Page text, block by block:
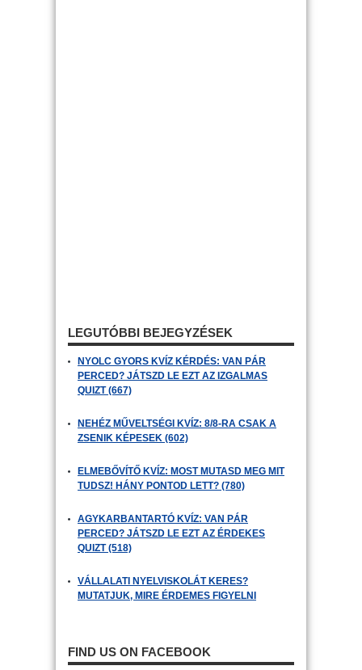
LEGUTÓBBI BEJEGYZÉSEK
NYOLC GYORS KVÍZ KÉRDÉS: VAN PÁR
PERCED? JÁTSZD LE EZT AZ IZGALMAS
QUIZT (667)
NEHÉZ MŰVELTSÉGI KVÍZ: 8/8-RA CSAK A
ZSENIK KÉPESEK (602)
ELMEBŐVÍTŐ KVÍZ: MOST MUTASD MEG MIT
TUDSZ! HÁNY PONTOD LETT? (780)
AGYKARBANTARTÓ KVÍZ: VAN PÁR
PERCED? JÁTSZD LE EZT AZ ÉRDEKES
QUIZT (518)
VÁLLALATI NYELVISKOLÁT KERES?
MUTATJUK, MIRE ÉRDEMES FIGYELNI
FIND US ON FACEBOOK